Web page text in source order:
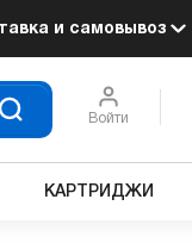
и самовывоз
Войти
КАРТРИДЖИ